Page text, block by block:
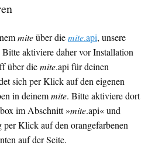
miteüber diemite.api, unsere
aktiviere daher vor Installation
über diemite.api für deinen
sich per Klick auf den eigenen
in deinemmite. Bitte aktiviere dort
im Abschnitt »mite.api« und
Klick auf den orangefarbenen
auf der Seite.